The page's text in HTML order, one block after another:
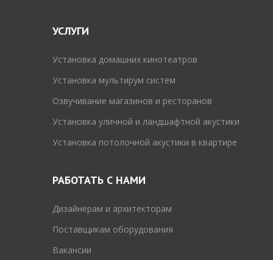
УСЛУГИ
Установка домашних кинотеатров
Установка мультирум систем
Озвучивание магазинов и ресторанов
Установка уличной и ландшафтной акустики
Установка потолочной акустики в квартире
РАБОТАТЬ С НАМИ
Дизайнерам и архитекторам
Поставщикам оборудования
Вакансии